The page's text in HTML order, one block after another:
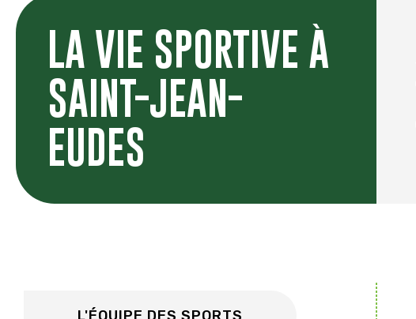
LA VIE SPORTIVE À
SAINT-JEAN-
EUDES